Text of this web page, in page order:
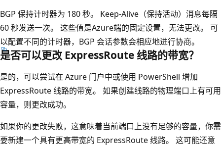
BGP 保持计时器为 180 秒。 Keep-Alive（保持活动）消息每隔
60 秒发送一次。 这些值是Azure端的固定设置，无法更改。 可
以配置不同的计时器，BGP 会话参数会相应地进行协商。
是否可以更改 ExpressRoute 线路的带宽？
是的，可以尝试在 Azure 门户中或使用 PowerShell 增加
ExpressRoute 线路的带宽。 如果创建线路的物理端口上有可用
容量，则更改成功。
如果你的更改失败，这意味着当前端口上没有足够的容量，你需
要新建一个具有更高带宽的 ExpressRoute 线路。 这可能还意